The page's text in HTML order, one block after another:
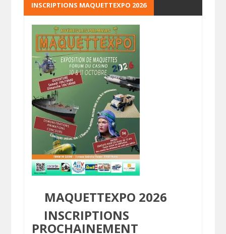
INSCRIPTIONS MAQUETTEXPO 2026
MAQUETTEXPO 2026
INSCRIPTIONS
PROCHAINEMENT